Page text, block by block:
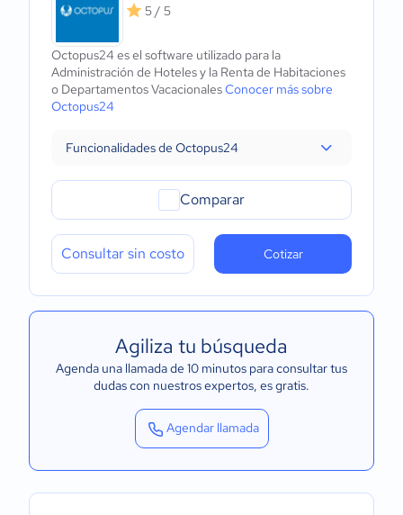
5 / 5
Octopus24 es el software utilizado para la
Administración de Hoteles y la Renta de Habitaciones
o Departamentos VacacionalesConocer más sobre
Octopus24
Funcionalidades de Octopus24
Comparar
Consultar sin costo Cotizar
Agiliza tu búsqueda
Agenda una llamada de 10 minutos para consultar tus
dudas con nuestros expertos, es gratis.
Agendar llamada